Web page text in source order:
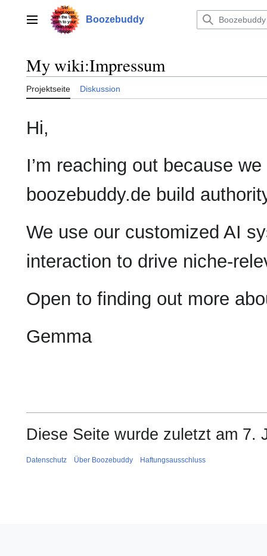
springenHauptmenü Boozebuddy
My wiki:Impressum
Projektseite Diskussion
Hi,
I’m reaching out because
boozebuddy.de build
We use our customized AI
interaction to drive niche-
Open to finding out more
Gemma
Diese Seite wurde zuletzt am 7.
Datenschutz Über Boozebuddy Haftungsausschluss